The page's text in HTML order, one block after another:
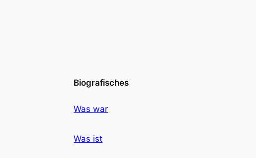
Biografisches
Was war
Was ist